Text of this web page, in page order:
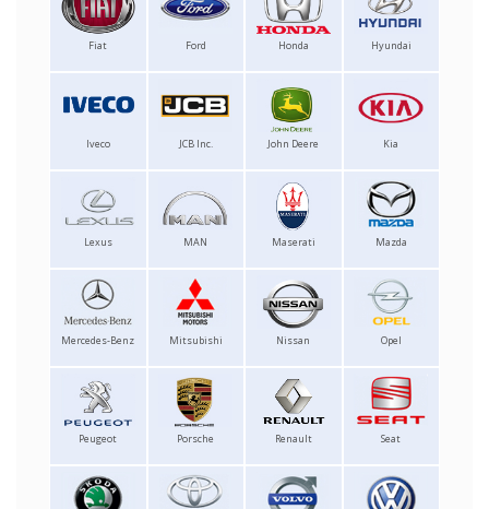
Fiat Ford Honda Hyundai
Iveco JCB Inc. John Deere Kia
Lexus MAN Maserati Mazda
Mercedes-Benz Mitsubishi Nissan Opel
Peugeot Porsche Renault Seat